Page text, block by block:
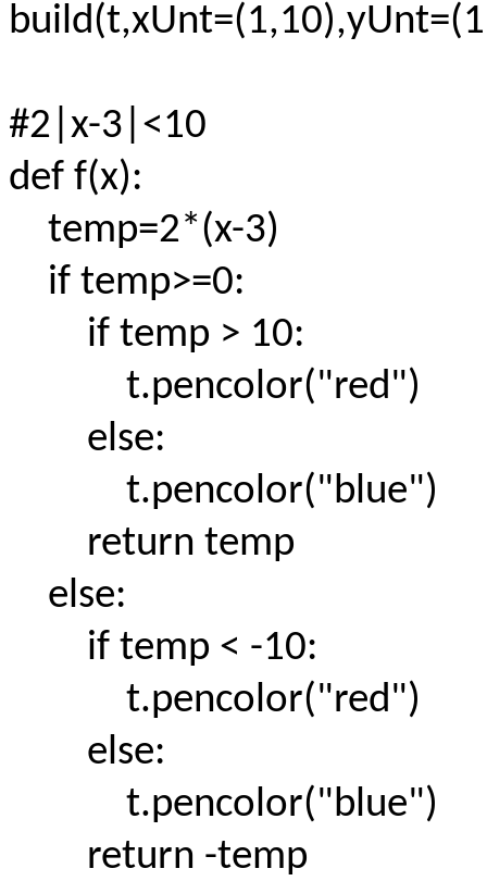
#2|x-3|<10
def f(x):
temp=2*(x-3)
if temp>=0:
if temp > 10:
t.pencolor("red")
else:
t.pencolor("blue")
return temp
else:
if temp < -10:
t.pencolor("red")
else:
t.pencolor("blue")
return -temp